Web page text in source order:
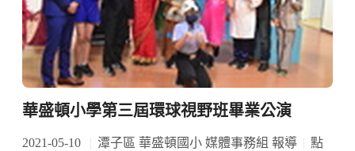
華盛頓小學第三屆環球視野班畢業公演
2021-05-10 潭子區 華盛頓國小 媒體事務組 報導
點